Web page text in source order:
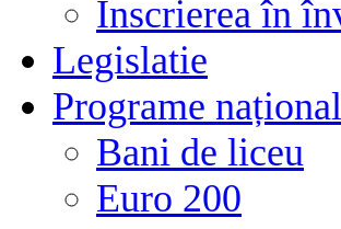
Înscrierea în
Legislatie
Programe
Bani de liceu
Euro 200